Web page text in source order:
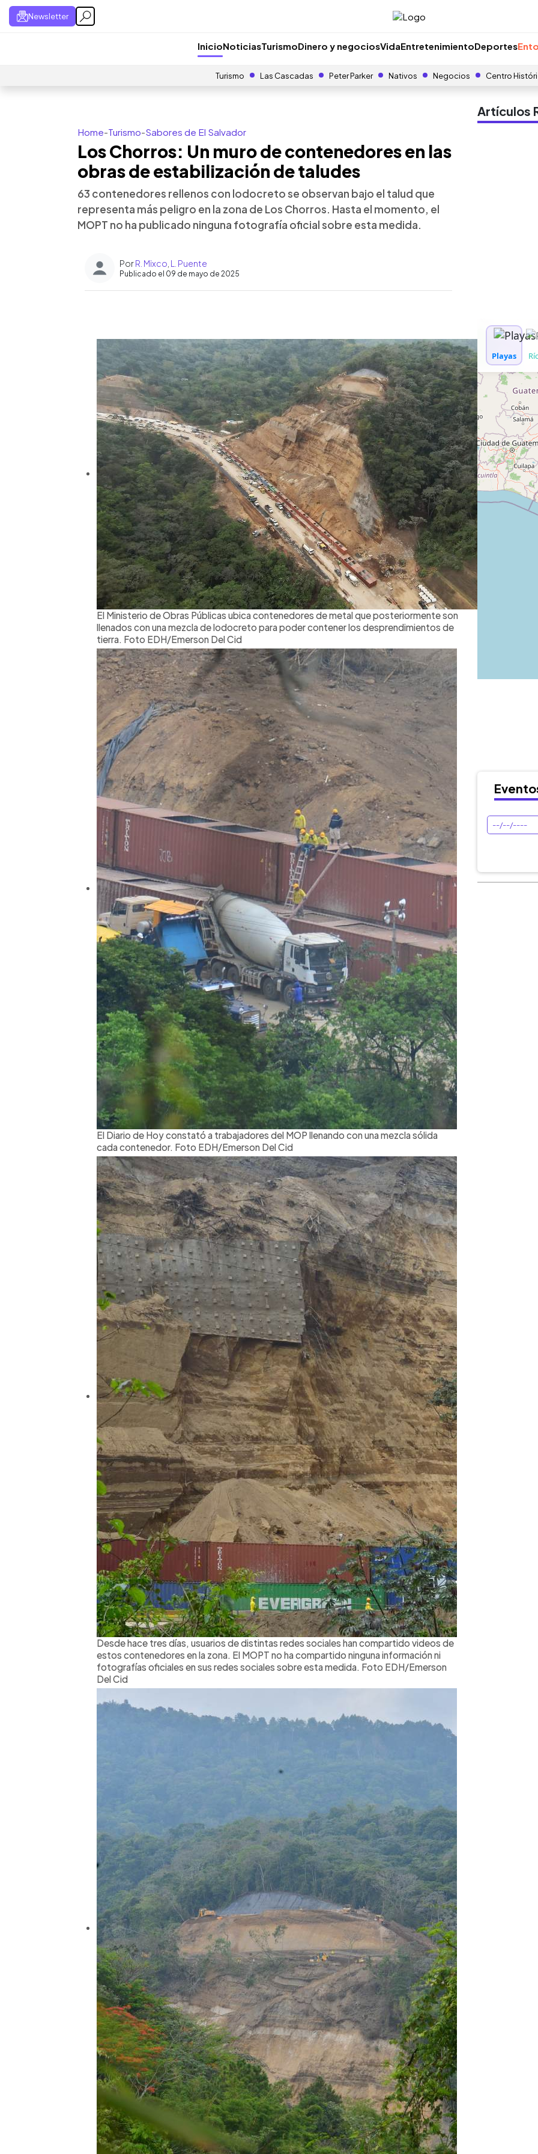
Newsletter
InicioNoticiasTurismoDinero y negociosVidaEntretenimientoDeportes
Turismo Las Cascadas Peter Parker Nativos Negocios Centro
Home-Turismo-Sabores de El Salvador
Los Chorros: Un muro de contenedores en las
obras de estabilización de taludes
63 contenedores rellenos con lodocreto se observan bajo el talud que
representa más peligro en la zona de Los Chorros. Hasta el momento, el
MOPT no ha publicado ninguna fotografía oficial sobre esta medida.
PorR. Mixco L. Puente
Publicado el 09 de mayo de 2025
► Escuchar artículo
El Ministerio de Obras Públicas ubica contenedores de metal que posteriormente son
llenados con una mezcla de lodocreto para poder contener los desprendimientos de
tierra. Foto EDH/Emerson Del Cid
El Diario de Hoy constató a trabajadores del MOP llenando con una mezcla sólida
cada contenedor. Foto EDH/Emerson Del Cid
Desde hace tres días, usuarios de distintas redes sociales han compartido videos de
estos contenedores en la zona. El MOPT no ha compartido ninguna información ni
fotografías oficiales en sus redes sociales sobre esta medida. Foto EDH/Emerson
Del Cid
Artículos